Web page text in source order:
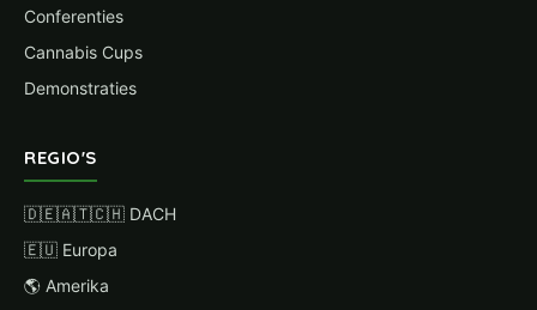
Conferenties
Cannabis Cups
Demonstraties
REGIO'S
🇩🇪🇦🇹🇨🇭 DACH
🇪🇺 Europa
🌎 Amerika